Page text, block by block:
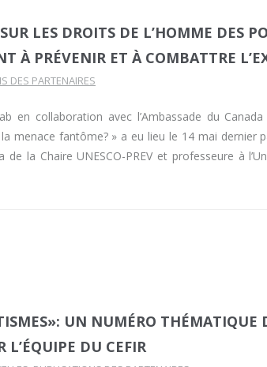
LES DROITS DE L’HOMME DES
À PRÉVENIR ET À COMBATTRE
DES PARTENAIRES
en collaboration avec l’Ambassade du
menace fantôme? » a eu lieu le 14 mai dernier
de la Chaire UNESCO-PREV et professeure à
UN NUMÉRO THÉMATIQUE
L’ÉQUIPE DU CEFIR